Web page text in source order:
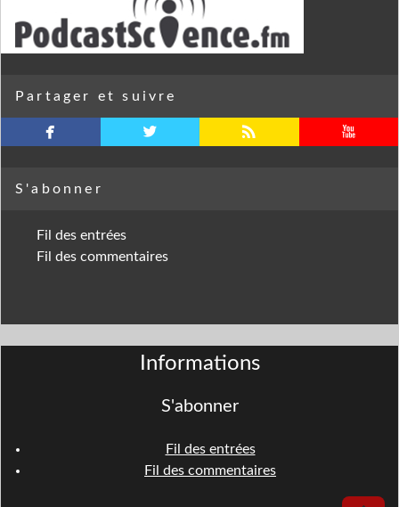
Partager et suivre
facebook twitterbird rss youtube
S'abonner
Fil des entrées
Fil des commentaires
Informations
S'abonner
Fil des entrées
Fil des commentaires